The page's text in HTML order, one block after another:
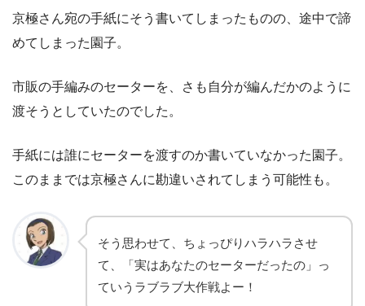
京極さん宛の手紙にそう書いてしまったものの、途中で諦
めてしまった園子。
市販の手編みのセーターを、さも自分が編んだかのように
渡そうとしていたのでした。
手紙には誰にセーターを渡すのか書いていなかった園子。
このままでは京極さんに勘違いされてしまう可能性も。
そう思わせて、ちょっぴりハラハラさせ
て、「実はあなたのセーターだったの」っ
ていうラブラブ大作戦よー！